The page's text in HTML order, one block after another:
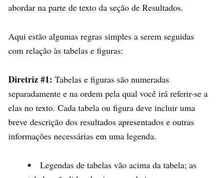
abordar na parte de texto da seção de Resultados.
Aqui estão algumas regras simples a serem seguidas
com relação às tabelas e figuras:
Diretriz #1: Tabelas e figuras são numeradas
separadamente e na ordem pela qual você irá referir-se a
elas no texto. Cada tabela ou figura deve incluir uma
breve descrição dos resultados apresentados e outras
informações necessárias em uma legenda.
Legendas de tabelas vão acima da tabela; as